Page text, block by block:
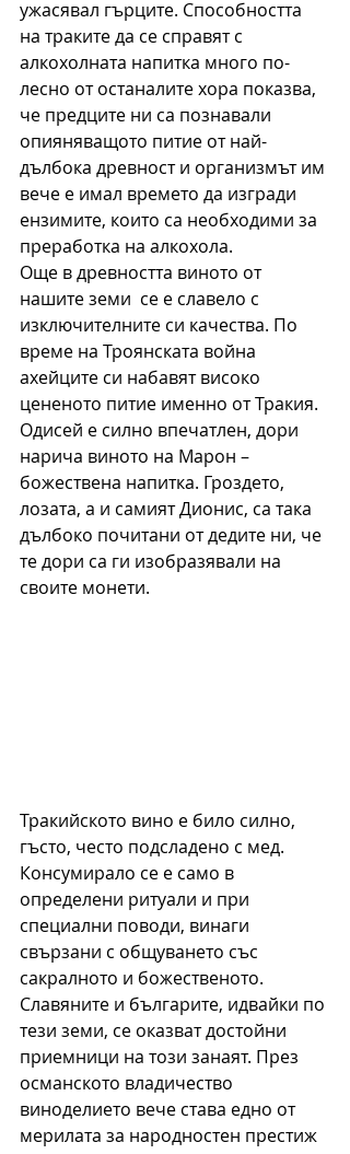
ужасявал гърците. Способността
на траките да се справят с
алкохолната напитка много по-
лесно от останалите хора показва,
че предците ни са познавали
опияняващото питие от най-
дълбока древност и организмът им
вече е имал времето да изгради
ензимите, които са необходими за
преработка на алкохола.
Още в древността виното от
нашите земи  се е славело с
изключителните си качества. По
време на Троянската война
ахейците си набавят високо
цененото питие именно от Тракия.
Одисей е силно впечатлен, дори
нарича виното на Марон –
божествена напитка. Гроздето,
лозата, а и самият Дионис, са така
дълбоко почитани от дедите ни, че
те дори са ги изобразявали на
своите монети.
Тракийското вино е било силно,
гъсто, често подсладено с мед.
Консумирало се е само в
определени ритуали и при
специални поводи, винаги
свързани с общуването със
сакралното и божественото.
Славяните и българите, идвайки по
тези земи, се оказват достойни
приемници на този занаят. През
османското владичество
виноделието вече става едно от
мерилата за народностен престиж